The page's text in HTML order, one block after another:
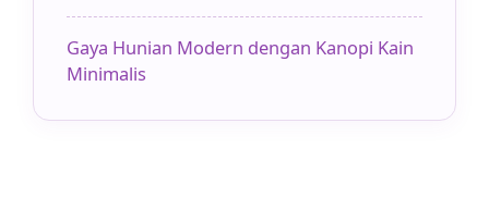
Gaya Hunian Modern dengan Kanopi Kain
Minimalis